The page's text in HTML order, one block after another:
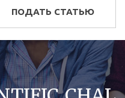
ПОДАТЬ СТАТЬЮ